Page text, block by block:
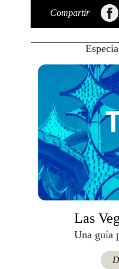
Compartir
Las
Una guía
Viaja con
itinerarios, tips